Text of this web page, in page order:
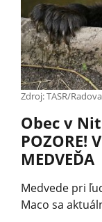
Zdroj: TASR/
Obec v
MEDVEĎA
Medvede pri
Maco sa